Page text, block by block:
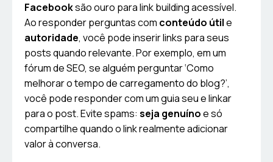
Facebooksão ouro para link building acessível.
Ao responder perguntas com conteúdo útile
autoridade, você pode inserir links para seus
posts quando relevante. Por exemplo, em um
fórum de SEO, se alguém perguntar ‘Como
melhorar o tempo de carregamento do blog?’,
você pode responder com um guia seu e linkar
para o post. Evite spams: seja genuínoe só
compartilhe quando o link realmente adicionar
valor à conversa.